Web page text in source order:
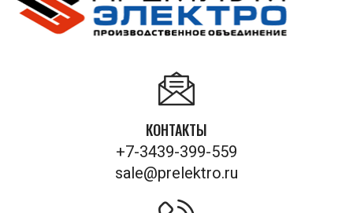
КОНТАКТЫ
+7-3439-399-559
sale@prelektro.ru